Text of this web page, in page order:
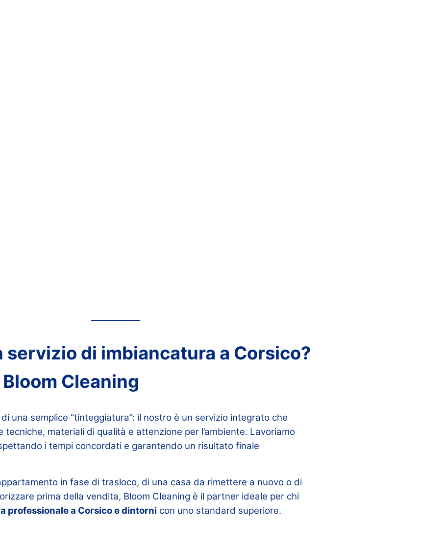
servizio di imbiancatura a Corsico?
Cleaning
una semplice “tinteggiatura”: il nostro è un servizio integrato che
tecniche, materiali di qualità e attenzione per l’ambiente. Lavoriamo
i tempi concordati e garantendo un risultato finale
in fase di trasloco, di una casa da rimettere a nuovo o di
prima della vendita, Bloom Cleaning è il partner ideale per chi
professionale a Corsico e dintorni con uno standard superiore.